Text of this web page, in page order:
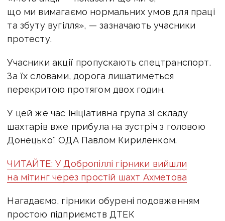
що ми вимагаємо нормальних умов для праці
та збуту вугілля», — зазначають учасники
протесту.
Учасники акції пропускають спецтранспорт.
За їх словами, дорога лишатиметься
перекритою протягом двох годин.
У цей же час ініціативна група зі складу
шахтарів вже прибула на зустріч з головою
Донецької ОДА Павлом Кириленком.
ЧИТАЙТЕ: У Добропіллі гірники вийшли
на мітинг через простій шахт Ахметова
Нагадаємо, гірники обурені подовженням
простою підприємств ДТЕК